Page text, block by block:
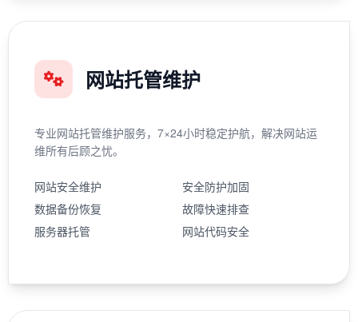
网站托管维护
专业网站托管维护服务，7×24小时稳定护航，解决网站运
维所有后顾之忧。
网站安全维护
安全防护加固
数据备份恢复
故障快速排查
服务器托管
网站代码安全